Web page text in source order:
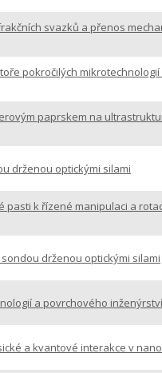
svazků a přenos
pokročilých mikrotechnologií
paprskem na
drženou optickými silami
pasti k řízené manipulaci a
drženou optickými silami
a povrchového inženýrství
a kvantové interakce v